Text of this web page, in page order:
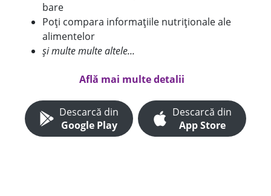
bare
Poți compara informațiile nutriționale ale
alimentelor
și multe multe altele...
Află mai multe detalii
Descarcă din
Google Play
Descarcă din
App Store